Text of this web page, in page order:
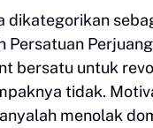
dikategorikan
Persatuan
bersatu untuk
tidak.
menolak